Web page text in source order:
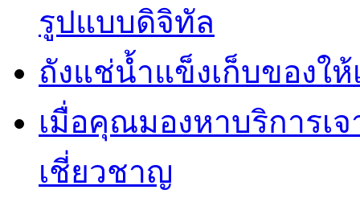
รูปแบบดิจิทัล
ถังแช่น้ำแข็งเก็บของให้
เมื่อคุณมองหาบริการเ
เชี่ยวชาญ